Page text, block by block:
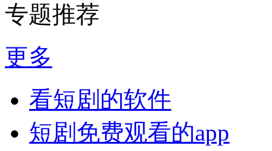
专题推荐
更多
看短剧的软件
短剧免费观看的app